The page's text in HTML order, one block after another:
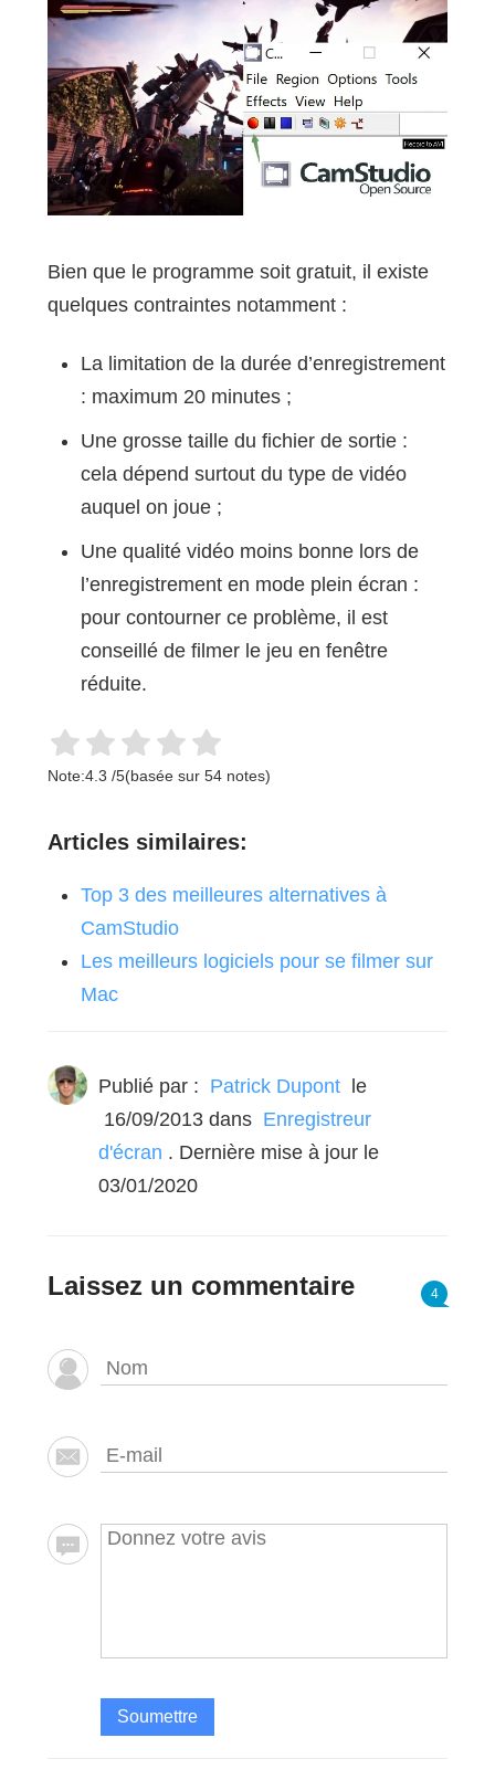
Bien que le programme soit gratuit, il existe
quelques contraintes notamment :
La limitation de la durée d’enregistrement
: maximum 20 minutes ;
Une grosse taille du fichier de sortie :
cela dépend surtout du type de vidéo
auquel on joue ;
Une qualité vidéo moins bonne lors de
l’enregistrement en mode plein écran :
pour contourner ce problème, il est
conseillé de filmer le jeu en fenêtre
réduite.
Note:4.3 /5(basée sur 54notes)
Articles similaires:
Top 3 des meilleures alternatives à
CamStudio
Les meilleurs logiciels pour se filmer sur
Mac
Publié par : Patrick Dupont
le
16/09/2013dans Enregistreur
d'écran . Dernière mise à jour le
03/01/2020
Laissez un commentaire 4
Soumettre